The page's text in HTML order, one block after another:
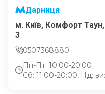
Дарниця
м. Київ, Комфорт
3
0507368880
Пн-Пт: 10:00-20:00
Сб: 11:00-20:00, Нд: